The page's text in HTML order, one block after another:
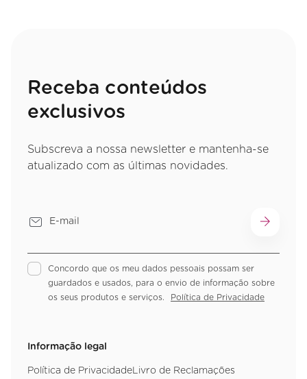
Receba conteúdos
exclusivos
Subscreva a nossa newsletter e mantenha-se
atualizado com as últimas novidades.
Concordo que os meu dados pessoais possam ser
guardados e usados, para o envio de informação sobre
os seus produtos e serviços.
Política de Privacidade
Informação legal
Política de Privacidade Livro de Reclamações